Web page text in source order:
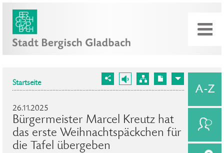
Startseite
26.11.2025
Bürgermeister Marcel Kreutz hat
das erste Weihnachtspäckchen für
die Tafel übergeben